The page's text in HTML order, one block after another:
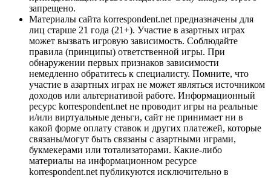
запрещено.
Материалы сайта korrespondent.net предназначены для
лиц старше 21 года (21+). Участие в азартных играх
может вызвать игровую зависимость. Соблюдайте
правила (принципы) ответственной игры. При
обнаружении первых признаков зависимости
немедленно обратитесь к специалисту. Помните, что
участие в азартных играх не может являться источником
доходов или альтернативой работе. Информационный
ресурс korrespondent.net не проводит игры на реальные
и/или виртуальные деньги, сайт не принимает ни в
какой форме оплату ставок и других платежей, которые
связаны/могут быть связаны с азартными играми,
букмекерами или тотализаторами. Какие-либо
материалы на информационном ресурсе
korrespondent.net публикуются исключительно в